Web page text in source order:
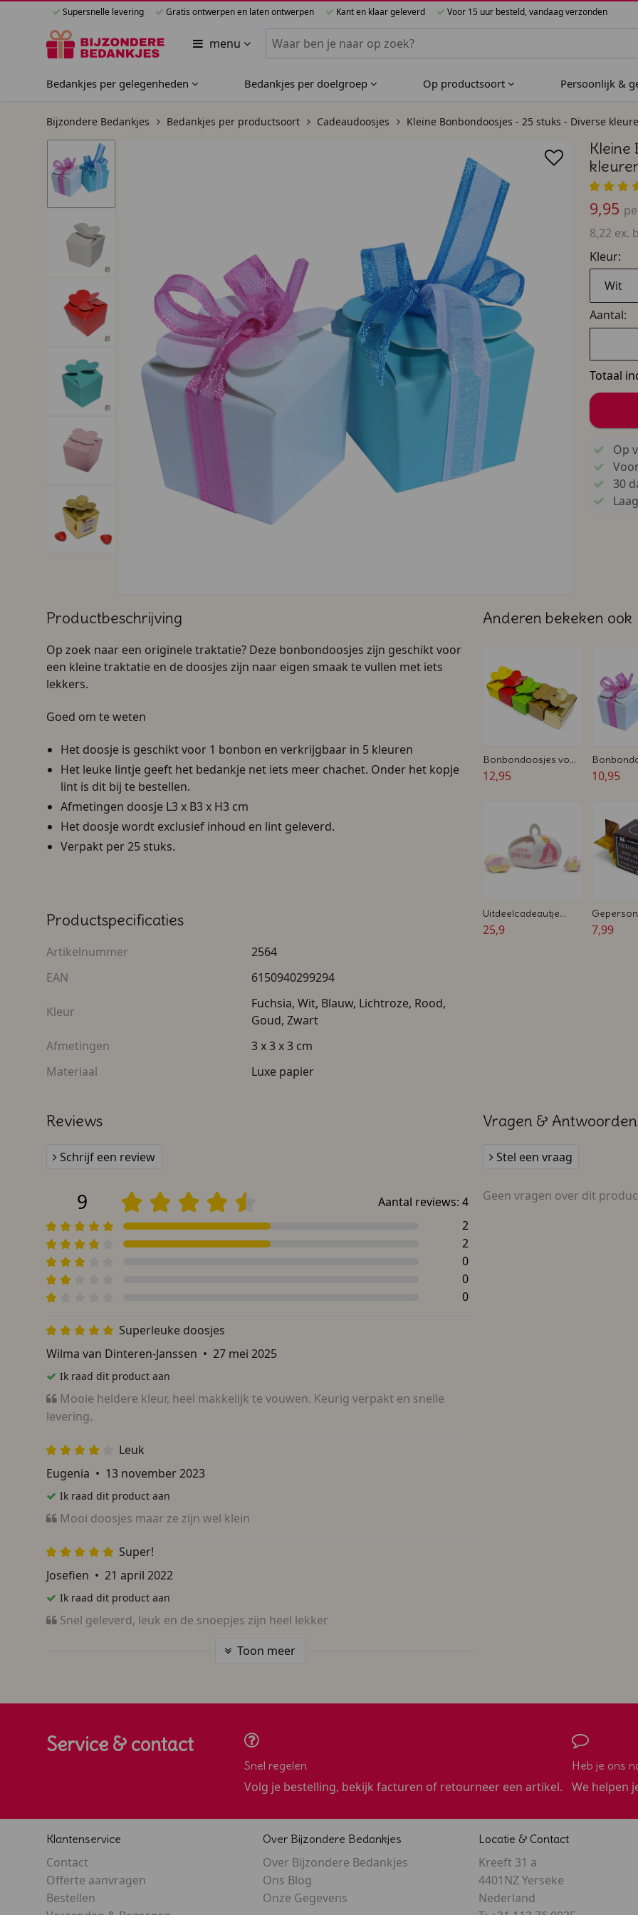
Supersnelle levering Gratis ontwerpen en laten ontwerpen Kant en klaar geleverd Voor 15 uur besteld, vandaag verzonden
menu Zoeken binnen Bijzondere Bedankjes
Bedankjes per gelegenheden Bedankjes per doelgroep Op productsoort Persoonlijk &
Bijzondere Bedankjes Bedankjes per productsoort Cadeaudoosjes Kleine Bonbondoosjes - 25 stuks - Diverse
Kleine
9,95
8,22 ex.
Kleur:
Wit
Aantal:
Totaal
Op
30
Productbeschrijving
Op zoek naar een originele traktatie? Deze bonbondoosjes zijn geschikt voor
een kleine traktatie en de doosjes zijn naar eigen smaak te vullen met iets
lekkers.
Goed om te weten
Het doosje is geschikt voor 1 bonbon en verkrijgbaar in 5 kleuren
Het leuke lintje geeft het bedankje net iets meer chachet. Onder het kopje
lint is dit bij te bestellen.
Afmetingen doosje L3 x B3 x H3 cm
Het doosje wordt exclusief inhoud en lint geleverd.
Verpakt per 25 stuks.
Productspecificaties
Artikelnummer
2564
EAN
6150940299294
Kleur
Fuchsia, Wit, Blauw, Lichtroze, Rood,
Goud, Zwart
Afmetingen
3 x 3 x 3 cm
Materiaal
Luxe papier
Anderen bekeken ook
Bonbondoosjes voor
2 bonbons
12,95
Voor 1
10,95
Uitdeelcadeautje
voor traktaties
25,9
Toffee
7,99
Reviews
Schrijf een review
9 Aantal reviews: 4
2
2
0
0
0
Superleuke doosjes
Wilma van Dinteren-Janssen • 27 mei 2025
Ik raad dit product aan
Mooie heldere kleur, heel makkelijk te vouwen. Keurig verpakt en snelle
levering.
Leuk
Eugenia • 13 november 2023
Ik raad dit product aan
Mooi doosjes maar ze zijn wel klein
Super!
Josefien • 21 april 2022
Ik raad dit product aan
Snel geleverd, leuk en de snoepjes zijn heel lekker
Toon meer
Vragen & Antwoorden
Stel een vraag
Geen vragen over dit
Service & contact
Snel regelen
Volg je bestelling, bekijk facturen of retourneer een artikel.
Heb je ons
We helpen
Klantenservice
Contact
Offerte aanvragen
Bestellen
Over Bijzondere Bedankjes
Over Bijzondere Bedankjes
Ons Blog
Onze Gegevens
Locatie & Contact
Kreeft 31 a
4401NZ Yerseke
Nederland